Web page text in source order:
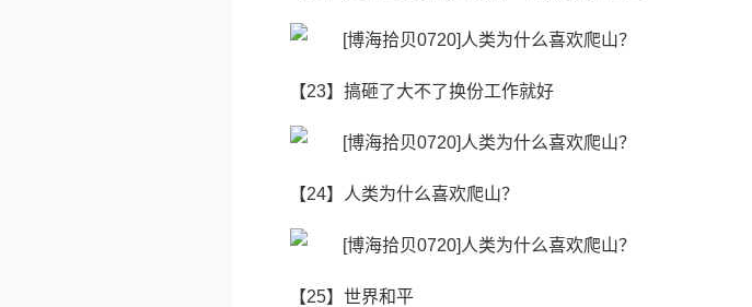
【23】搞砸了大不了换份工作就好
【24】人类为什么喜欢爬山？
【25】世界和平